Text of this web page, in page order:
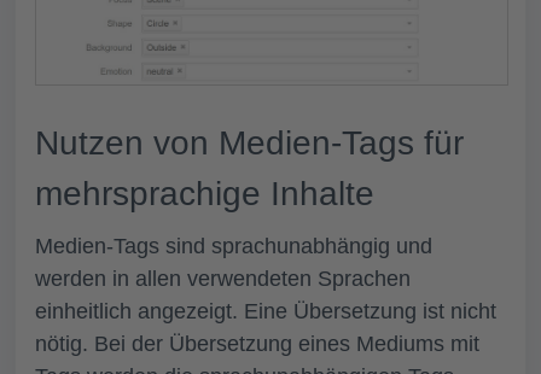
Nutzen von Medien-Tags für
mehrsprachige Inhalte
Medien-Tags sind sprachunabhängig und
werden in allen verwendeten Sprachen
einheitlich angezeigt. Eine Übersetzung ist nicht
nötig. Bei der Übersetzung eines Mediums mit